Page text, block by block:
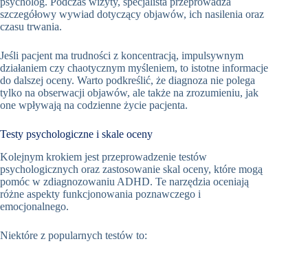
szczegółowy wywiad dotyczący objawów, ich nasilenia oraz
czasu trwania.
Jeśli pacjent ma trudności z koncentracją, impulsywnym
działaniem czy chaotycznym myśleniem, to istotne informacje
do dalszej oceny. Warto podkreślić, że diagnoza nie polega
tylko na obserwacji objawów, ale także na zrozumieniu, jak
one wpływają na codzienne życie pacjenta.
Testy psychologiczne i skale oceny
Kolejnym krokiem jest przeprowadzenie testów
psychologicznych oraz zastosowanie skal oceny, które mogą
pomóc w zdiagnozowaniu ADHD. Te narzędzia oceniają
różne aspekty funkcjonowania poznawczego i
emocjonalnego.
Niektóre z popularnych testów to: